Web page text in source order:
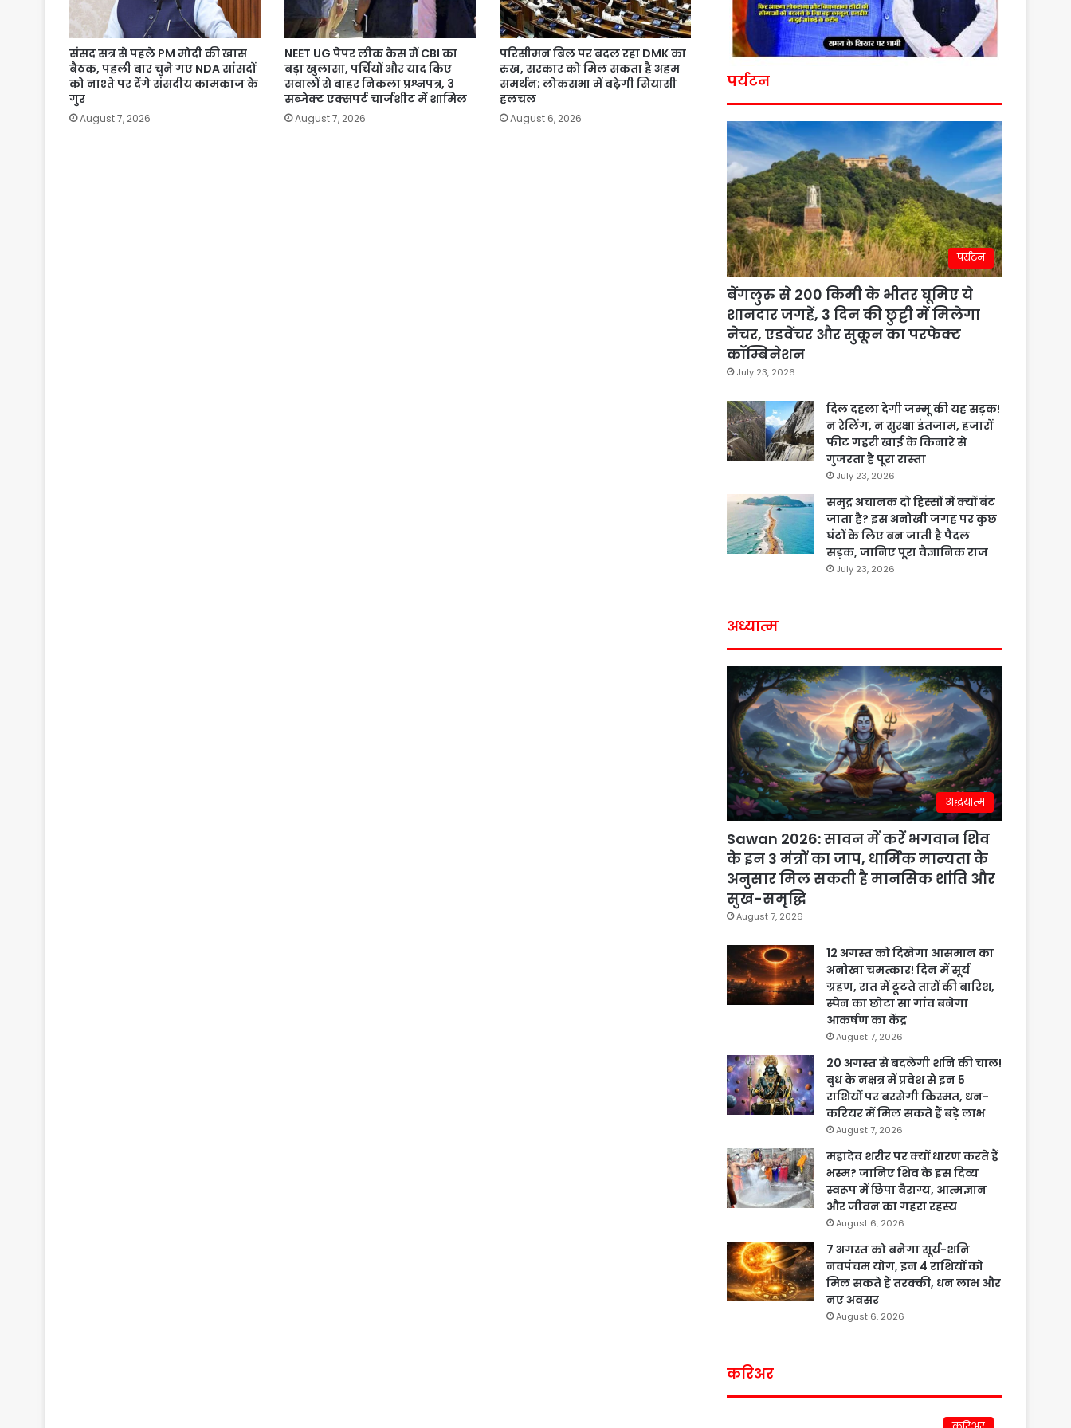
संसद सत्र से पहले PM मोदी की खास
बैठक, पहली बार चुने गए NDA सांसदों
को नाश्ते पर देंगे संसदीय कामकाज के
गुर
August 7, 2026
NEET UG पेपर लीक केस में CBI का
बड़ा खुलासा, पर्चियों और याद किए
सवालों से बाहर निकला प्रश्नपत्र, 3
सब्जेक्ट एक्सपर्ट चार्जशीट में शामिल
August 7, 2026
परिसीमन बिल पर बदल रहा DMK का
रुख, सरकार को मिल सकता है अहम
समर्थन; लोकसभा में बढ़ेगी सियासी
हलचल
August 6, 2026
पर्यटन
पर्यटन
बेंगलुरु से 200 किमी के भीतर घूमिए ये
शानदार जगहें, 3 दिन की छुट्टी में मिलेगा
नेचर, एडवेंचर और सुकून का परफेक्ट
कॉम्बिनेशन
July 23, 2026
दिल दहला देगी जम्मू की यह सड़क!
न रेलिंग, न सुरक्षा इंतजाम, हजारों
फीट गहरी खाई के किनारे से
गुजरता है पूरा रास्ता
July 23, 2026
समुद्र अचानक दो हिस्सों में क्यों बंट
जाता है? इस अनोखी जगह पर कुछ
घंटों के लिए बन जाती है पैदल
सड़क, जानिए पूरा वैज्ञानिक राज
July 23, 2026
अध्यात्म
अद्धयात्म
Sawan 2026: सावन में करें भगवान शिव
के इन 3 मंत्रों का जाप, धार्मिक मान्यता के
अनुसार मिल सकती है मानसिक शांति और
सुख-समृद्धि
August 7, 2026
12 अगस्त को दिखेगा आसमान का
अनोखा चमत्कार! दिन में सूर्य
ग्रहण, रात में टूटते तारों की बारिश,
स्पेन का छोटा सा गांव बनेगा
आकर्षण का केंद्र
August 7, 2026
20 अगस्त से बदलेगी शनि की चाल!
बुध के नक्षत्र में प्रवेश से इन 5
राशियों पर बरसेगी किस्मत, धन-
करियर में मिल सकते हैं बड़े लाभ
August 7, 2026
महादेव शरीर पर क्यों धारण करते हैं
भस्म? जानिए शिव के इस दिव्य
स्वरूप में छिपा वैराग्य, आत्मज्ञान
और जीवन का गहरा रहस्य
August 6, 2026
7 अगस्त को बनेगा सूर्य-शनि
नवपंचम योग, इन 4 राशियों को
मिल सकते हैं तरक्की, धन लाभ और
नए अवसर
August 6, 2026
करिअर